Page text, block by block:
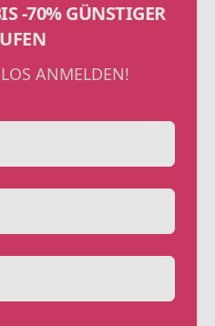
-70% GÜNSTIGER
ANMELDEN!